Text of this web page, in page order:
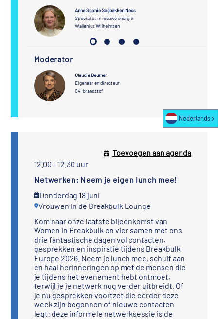
Anne Sophie Sagbakken Ness
Specialist in nieuwe energie
Wallenius Wilhelmsen
Moderator
Claudia Beumer
Eigenaar en directeur
C4-brandstof
12.00 - 12.30 uur
Netwerken: Neem je eigen lunch mee!
Donderdag 18 juni
Vrouwen in de Breakbulk Lounge
Toevoegen aan agenda
Kom naar onze laatste bijeenkomst van
Women in Breakbulk en vier samen met ons
drie fantastische dagen vol contacten,
gesprekken en inspiratie tijdens Breakbulk
Europe 2026. Neem je lunch mee, schuif aan
en haal herinneringen op met de mensen die
je tijdens het evenement hebt ontmoet,
terwijl je je netwerk nog verder uitbreidt. Of
je nu gesprekken voortzet die eerder deze
week zijn begonnen of nieuwe contacten
legt: deze informele netwerksessie is de
Nederlands